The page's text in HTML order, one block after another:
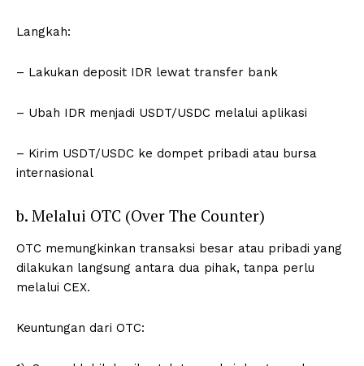
Langkah:
– Lakukan deposit IDR lewat transfer bank
– Ubah IDR menjadi USDT/USDC melalui aplikasi
– Kirim USDT/USDC ke dompet pribadi atau bursa
internasional
b. Melalui OTC (Over The Counter)
OTC memungkinkan transaksi besar atau pribadi yang
dilakukan langsung antara dua pihak, tanpa perlu
melalui CEX.
Keuntungan dari OTC: